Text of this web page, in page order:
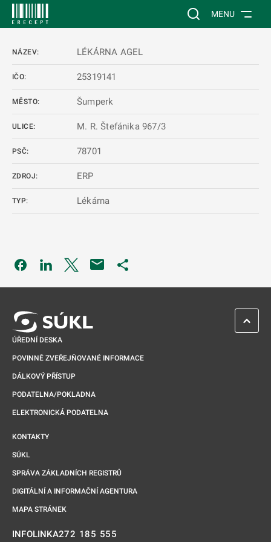
Vyhledávání na
MENU
NÁZEV: LÉKÁRNA AGEL
IČO: 25319141
MĚSTO: Šumperk
ULICE: M. R. Štefánika 967/3
PSČ: 78701
ZDROJ: ERP
TYP: Lékárna
Odkaz se otevře na nové kartě
Odkaz se otevře na nové kartě
Odkaz se otevře na nové kartě
ÚŘEDNÍ DESKA
POVINNĚ ZVEŘEJŇOVANÉ INFORMACE
DÁLKOVÝ PŘÍSTUP
PODATELNA/POKLADNA
ELEKTRONICKÁ PODATELNA
KONTAKTY
SÚKL
SPRÁVA ZÁKLADNÍCH REGISTRŮ
DIGITÁLNÍ A INFORMAČNÍ AGENTURA
MAPA STRÁNEK
INFOLINKA272 185 555
ZPĚT